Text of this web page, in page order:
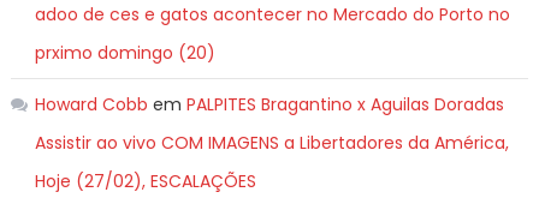
adoo de ces e gatos acontecer no Mercado do Porto no
prximo domingo (20)
Howard Cobb em PALPITES Bragantino x Aguilas Doradas
Assistir ao vivo COM IMAGENS a Libertadores da América,
Hoje (27/02), ESCALAÇÕES